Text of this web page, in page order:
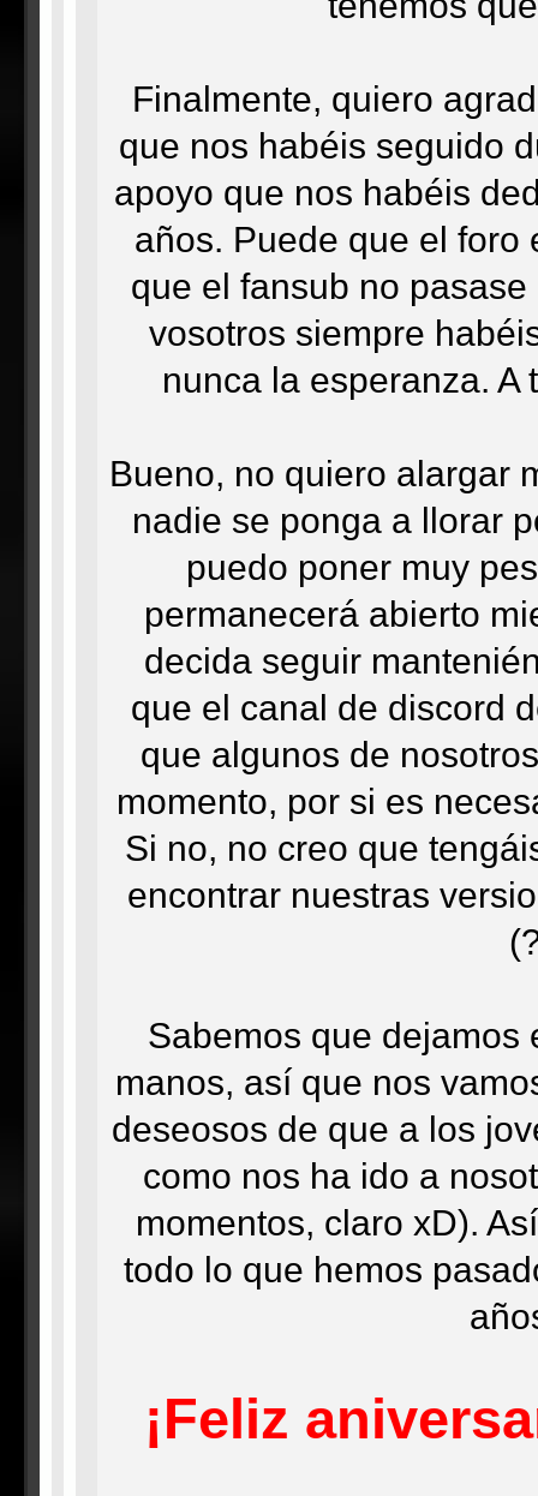
Finalmente, quiero
que nos habéis seguido
apoyo que nos habéis
años. Puede que el foro
que el fansub no
vosotros siempre
nunca la esperanza. A
Bueno, no quiero alargar
nadie se ponga a llorar
puedo poner muy
permanecerá abierto
decida seguir
que el canal de discord
que algunos de
momento, por si es
Si no, no creo que
encontrar nuestras
Sabemos que dejamos
manos, así que nos
deseosos de que a los
como nos ha ido a
momentos, claro xD).
todo lo que hemos
¡Feliz